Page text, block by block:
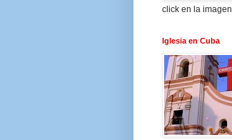
click en la imagen
Iglesia en Cuba